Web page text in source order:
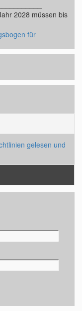
2028 müssen bis
für
gelesen und